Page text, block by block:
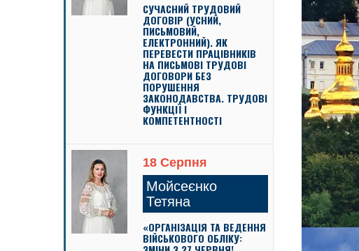
СУЧАСНИЙ ТРУДОВИЙ
ДОГОВІР (УСНИЙ,
ПИСЬМОВИЙ,
ЕЛЕКТРОННИЙ). ЯК
ПЕРЕВЕСТИ ПРАЦІВНИКІВ
НА ПИСЬМОВІ ТРУДОВІ
ДОГОВОРИ БЕЗ
ПОРУШЕННЯ
ЗАКОНОДАВСТВА. ТРУДОВІ
ФУНКЦІЇ І
КОМПЕТЕНТНОСТІ
18 Серпня
Мойсеєнко
Тетяна
«ОРГАНІЗАЦІЯ ТА ВЕДЕННЯ
ВІЙСЬКОВОГО ОБЛІКУ: